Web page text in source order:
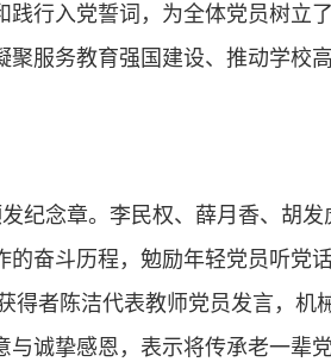
行入党誓词，为全体党员树立
服务教育强国建设、推动学
纪念章。李民权、薛月香、胡
奋斗历程，勉励年轻党员听党
得者陈洁代表教师党员发言，
诚挚感恩，表示将传承老一